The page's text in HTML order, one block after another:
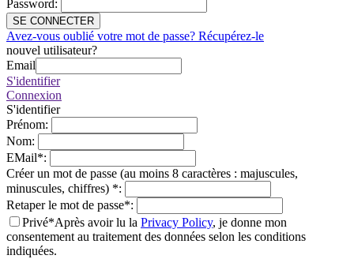
Password:
SE CONNECTER
Avez-vous oublié votre mot de passe? Récupérez-le
nouvel utilisateur?
Email
S'identifier
Connexion
S'identifier
Prénom:
Nom:
EMail*:
Créer un mot de passe (au moins 8 caractères : majuscules,
minuscules, chiffres) *:
Retaper le mot de passe*:
Privé*Après avoir lu la Privacy Policy, je donne mon
consentement au traitement des données selon les conditions
indiquées.